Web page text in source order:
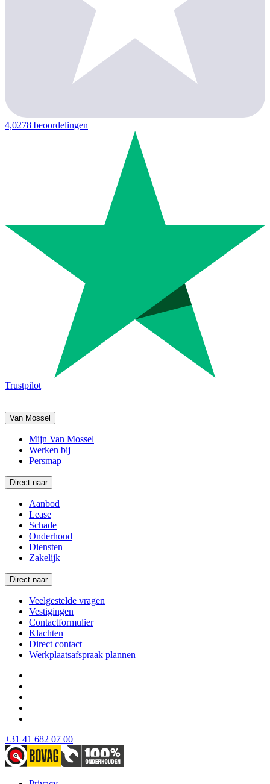
4,0278 beoordelingen
Trustpilot
Van Mossel
Mijn Van Mossel
Werken bij
Persmap
Direct naar
Aanbod
Lease
Schade
Onderhoud
Diensten
Zakelijk
Direct naar
Veelgestelde vragen
Vestigingen
Contactformulier
Klachten
Direct contact
Werkplaatsafspraak plannen
+31 41 682 07 00